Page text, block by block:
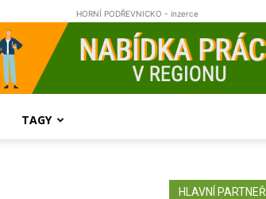
HORNÍ PODŘEVNICKO - inzerce
TAGY
HLAVNÍ PARTNEŘI